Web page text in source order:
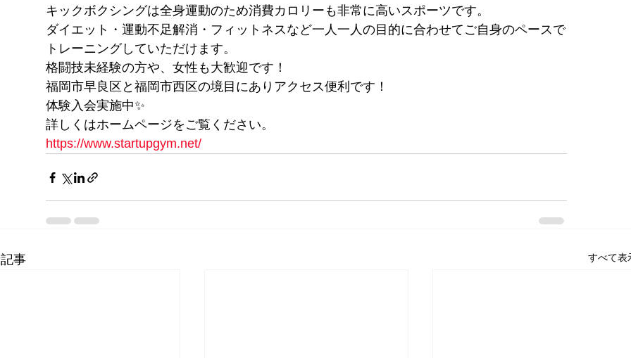
キックボクシングは全身運動のため消費カロリーも非常に高いスポーツです。
ダイエット・運動不足解消・フィットネスなど一人一人の目的に合わせてご自身のペースで
トレーニングしていただけます。
格闘技未経験の方や、女性も大歓迎です！
福岡市早良区と福岡市西区の境目にありアクセス便利です！
体験入会実施中✨
詳しくはホームページをご覧ください。
https://www.startupgym.net/
事 すべて表